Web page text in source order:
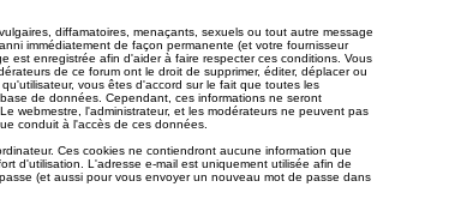
diffamatoires, menaçants, sexuels ou tout autre message
immédiatement de façon permanente (et votre fournisseur
est enregistrée afin d'aider à faire respecter ces conditions. Vous
de ce forum ont le droit de supprimer, éditer, déplacer ou
vous êtes d'accord sur le fait que toutes les
de données. Cependant, ces informations ne seront
webmestre, l'administrateur, et les modérateurs ne peuvent pas
conduit à l'accès de ces données.
Ces cookies ne contiendront aucune information que
d'utilisation. L'adresse e-mail est uniquement utilisée afin de
(et aussi pour vous envoyer un nouveau mot de passe dans